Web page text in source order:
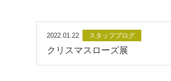
2022.01.22 スタッフブログ
クリスマスローズ展